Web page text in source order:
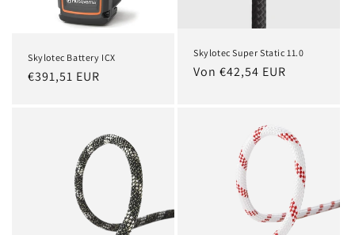
Skylotec Battery ICX
Normaler
€391,51 EUR
Skylotec Super Static 11.0
Normaler
Von €42,54 EUR